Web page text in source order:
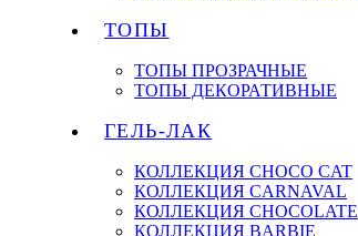
ТОПЫ
ТОПЫ ПРОЗРАЧНЫЕ
ТОПЫ ДЕКОРАТИВНЫЕ
ГЕЛЬ-ЛАК
КОЛЛЕКЦИЯ CHOCO CAT
КОЛЛЕКЦИЯ CARNAVAL
КОЛЛЕКЦИЯ CHOCOLATE
КОЛЛЕКЦИЯ BARBIE